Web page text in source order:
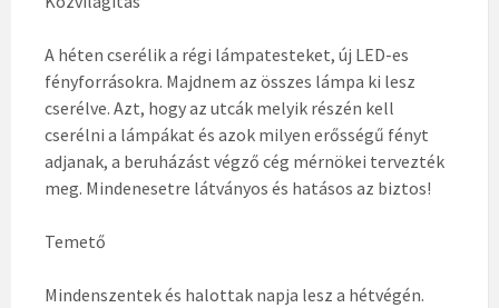
A héten cserélik a régi lámpatesteket, új LED-es
fényforrásokra. Majdnem az összes lámpa ki lesz
cserélve. Azt, hogy az utcák melyik részén kell
cserélni a lámpákat és azok milyen erősségű fényt
adjanak, a beruházást végző cég mérnökei tervezték
meg. Mindenesetre látványos és hatásos az biztos!
Temető
Mindenszentek és halottak napja lesz a hétvégén.